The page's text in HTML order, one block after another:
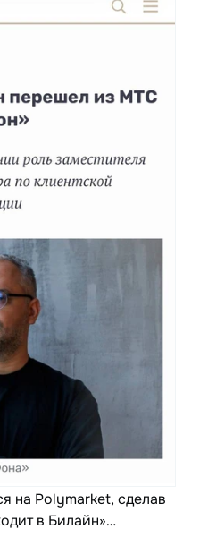
на Polymarket, сделав
в Билайн»…